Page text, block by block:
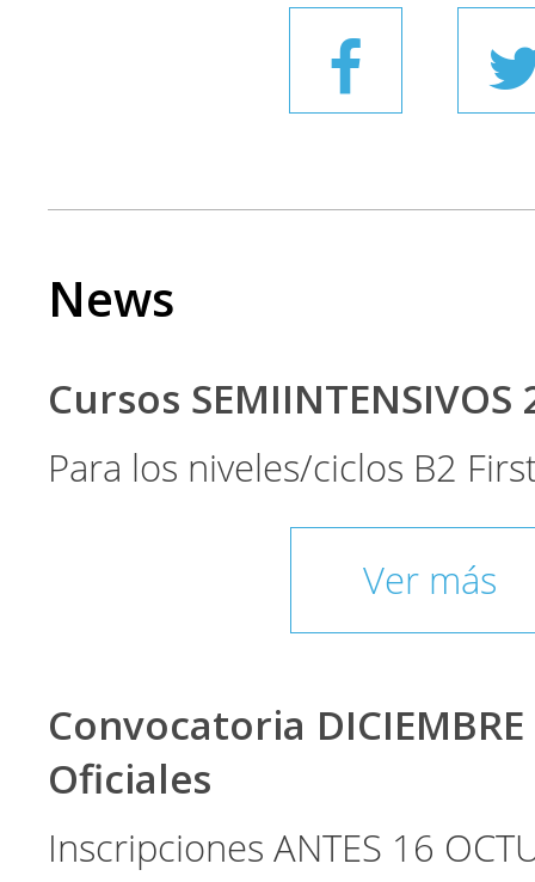
News
Cursos SEMIINTENSIVOS
Para los niveles/ciclos B2
Ver más
Convocatoria
Oficiales
Inscripciones ANTES 16